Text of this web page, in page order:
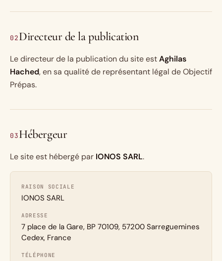
02Directeur de la publication
Le directeur de la publication du site estAghilas
Hached, en sa qualité de représentant légal de Objectif
Prépas.
03Hébergeur
Le site est hébergé par IONOS SARL.
RAISON SOCIALE
IONOS SARL
ADRESSE
7 place de la Gare, BP 70109, 57200 Sarreguemines
Cedex, France
TÉLÉPHONE